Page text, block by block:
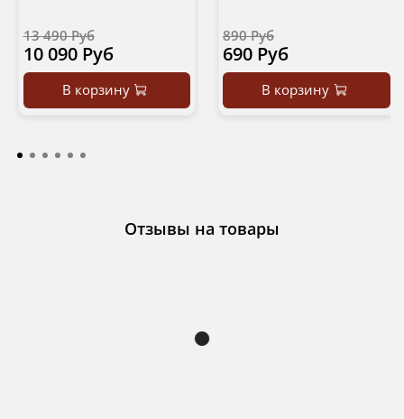
13 490 Руб
10 090 Руб
В корзину
890 Руб
690 Руб
В корзину
Отзывы на товары